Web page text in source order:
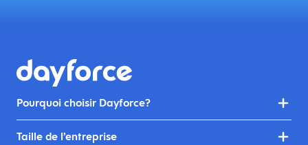
Pourquoi choisir Dayforce?
Taille de l’entreprise